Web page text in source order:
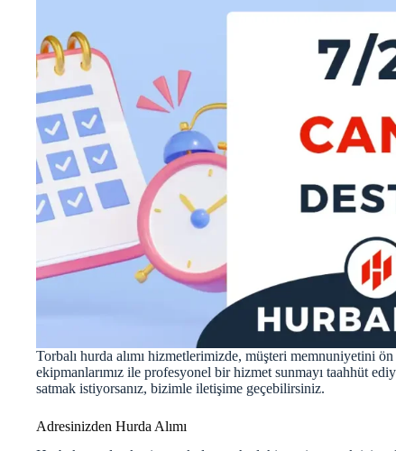
Torbalı hurda alımı hizmetlerimizde, müşteri memnuniyetini
ekipmanlarımız ile profesyonel bir hizmet sunmayı taahhüt
satmak istiyorsanız, bizimle iletişime geçebilirsiniz.
Adresinizden Hurda Alımı